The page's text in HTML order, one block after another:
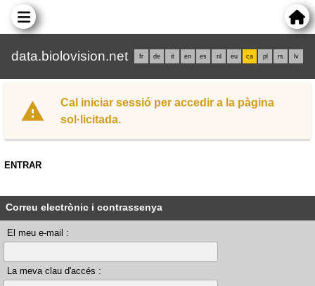
data.biolovision.net fr de it en es nl eu ca pl rs lv
Cal iniciar sessió per accedir a la pàgina
sol·licitada.
ENTRAR
Correu electrònic i contrassenya
El meu e-mail :
La meva clau d'accés :